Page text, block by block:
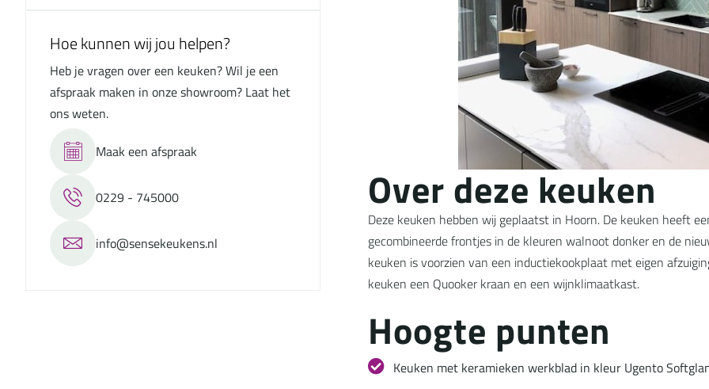
Hoe kunnen wij jou helpen?
Heb je vragen over een keuken? Wil je een
afspraak maken in onze showroom? Laat het
ons weten.
Maak een afspraak
0229 - 745000
info@sensekeukens.nl
Overdeze keuken
Deze keuken hebben wij geplaatst in Hoorn. De keuken heeft
gecombineerde frontjes in de kleuren walnoot donker en de
keuken is voorzien van een inductiekookplaat met eigen
keuken een Quooker kraan en een wijnklimaatkast.
Hoogte punten
Keuken met keramieken werkblad in kleur Ugento